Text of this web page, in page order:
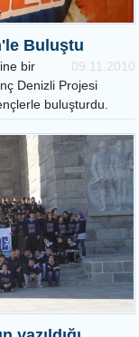
Buluştu
09.11.2010
bir
Denizli Projesi
buluşturdu.